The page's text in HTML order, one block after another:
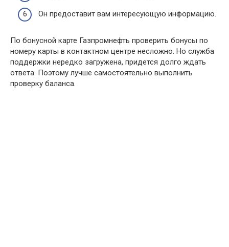
Он предоставит вам интересующую информацию.
По бонусной карте Газпромнефть проверить бонусы по
номеру карты в контактном центре несложно. Но служба
поддержки нередко загружена, придется долго ждать
ответа. Поэтому лучше самостоятельно выполнить
проверку баланса.